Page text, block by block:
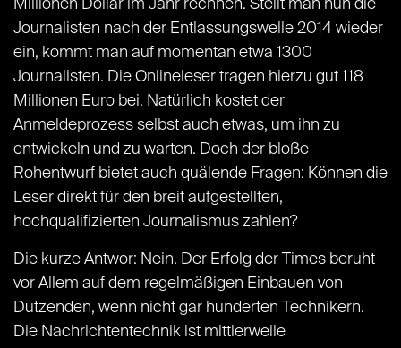
Millionen Dollar im Jahr rechnen. Stellt man nun die
Journalisten nach der Entlassungswelle 2014 wieder
ein, kommt man auf momentan etwa 1300
Journalisten. Die Onlineleser tragen hierzu gut 118
Millionen Euro bei. Natürlich kostet der
Anmeldeprozess selbst auch etwas, um ihn zu
entwickeln und zu warten. Doch der bloße
Rohentwurf bietet auch quälende Fragen: Können die
Leser direkt für den breit aufgestellten,
hochqualifizierten Journalismus zahlen?
Die kurze Antwor: Nein. Der Erfolg der Times beruht
vor Allem auf dem regelmäßigen Einbauen von
Dutzenden, wenn nicht gar hunderten Technikern.
Die Nachrichtentechnik ist mittlerweile